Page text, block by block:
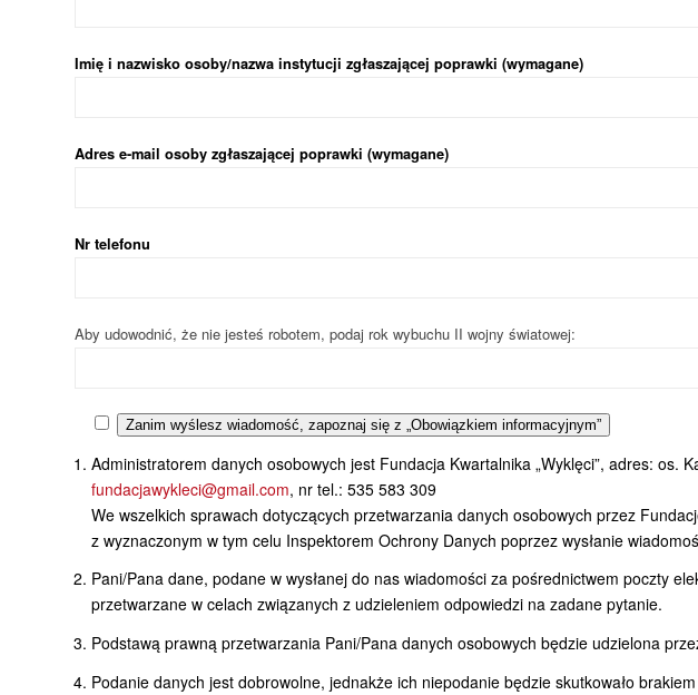
Imię i nazwisko osoby/nazwa instytucji zgłaszającej poprawki (wymagane)
Adres e-mail osoby zgłaszającej poprawki (wymagane)
Nr telefonu
Aby udowodnić, że nie jesteś robotem, podaj rok wybuchu II wojny światowej:
Zanim wyślesz wiadomość, zapoznaj się z „Obowiązkiem informacyjnym”
Administratorem danych osobowych jest Fundacja Kwartalnika „Wyklęci”, adres: os.
fundacjawykleci@gmail.com, nr tel.: 535 583 309
We wszelkich sprawach dotyczących przetwarzania danych osobowych przez
z wyznaczonym w tym celu Inspektorem Ochrony Danych poprzez wysłanie
Pani/Pana dane, podane w wysłanej do nas wiadomości za pośrednictwem poczty
przetwarzane w celach związanych z udzieleniem odpowiedzi na zadane pytanie.
Podstawą prawną przetwarzania Pani/Pana danych osobowych będzie udzielona
Podanie danych jest dobrowolne, jednakże ich niepodanie będzie skutkowało